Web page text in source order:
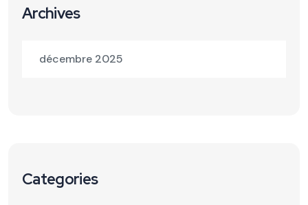
Archives
décembre 2025
Categories